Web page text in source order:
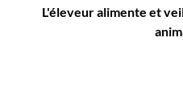
L'éleveur alimente et